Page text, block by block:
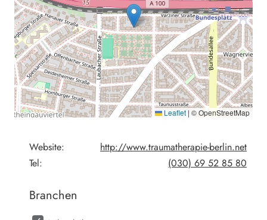
Leaflet | © OpenStreetMap
Website:
http://www.traumatherapie-berlin.net
Tel:
(030) 69 52 85 80
Branchen